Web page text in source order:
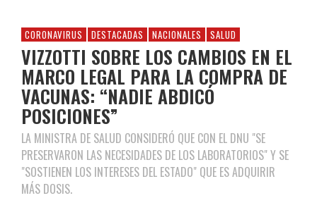
CORONAVIRUS DESTACADAS NACIONALES SALUD
VIZZOTTI SOBRE LOS CAMBIOS EN EL
MARCO LEGAL PARA LA COMPRA DE
VACUNAS: “NADIE ABDICÓ
POSICIONES”
LA MINISTRA DE SALUD CONSIDERÓ QUE CON EL DNU "SE
PRESERVARON LAS NECESIDADES DE LOS LABORATORIOS" Y SE
"SOSTIENEN LOS INTERESES DEL ESTADO" QUE ES ADQUIRIR
MÁS DOSIS.